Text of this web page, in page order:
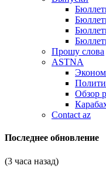
Прошу слова
ASTNA
Обзор
Contact az
Последнее обновление
(3 часа назад)